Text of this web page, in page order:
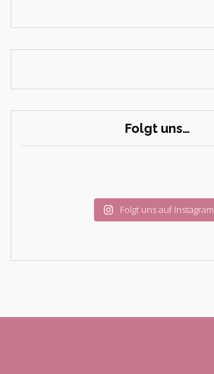
Folgt uns…
Folgt uns auf Instagram